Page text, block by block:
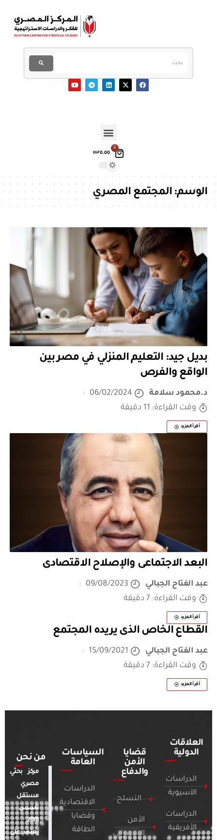
0
EGP0.00
الوسم:المجتمع المصري
بديل جيد: التعليم المنزلي في مصر بين
الواقع والفرص
د.محمود سلامة
06/02/2024
وقت القراءة: 11 دقيقة
أقرأ المزيد
البعد الاجتماعى والإصلاح الاقتصادى
عبد الفتاح الجبالي
09/08/2023
وقت القراءة: 7 دقيقة
أقرأ المزيد
القطاع الخاص الذى يريده المجتمع
عبد الفتاح الجبالي
15/09/2021
وقت القراءة: 7 دقيقة
أقرأ المزيد
العلاقات
الدولية
الدراسات
الآسيوية
الدراسات
الأفريقية
قضايا
الأمن
والدفاع
التسلح
الأمن
السيبراني
السياسات
العامة
الدراسات
الاقتصادية
وقضايا
الطاقة
من نحن
مركز بحثي
مصري
مستقل
تأسس
2018.
يعتمد على